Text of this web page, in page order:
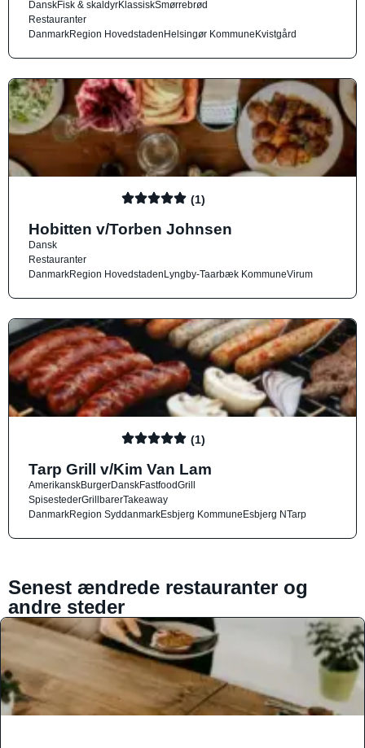
DanskFisk & skaldyrKlassiskSmørrebrød
Restauranter
DanmarkRegion HovedstadenHelsingør KommuneKvistgård
(1)
Hobitten v/Torben Johnsen
Dansk
Restauranter
DanmarkRegion HovedstadenLyngby-Taarbæk KommuneVirum
(1)
Tarp Grill v/Kim Van Lam
AmerikanskBurgerDanskFastfoodGrill
SpisestederGrillbarerTakeaway
DanmarkRegion SyddanmarkEsbjerg KommuneEsbjerg NTarp
Senest ændrede restauranter og
andre steder